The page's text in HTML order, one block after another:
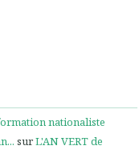
nationaliste
surL'AN VERT de